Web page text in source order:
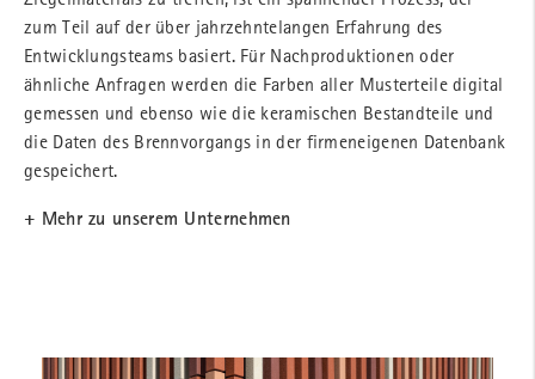
zum Teil auf der über jahrzehntelangen Erfahrung des
Entwicklungsteams basiert. Für Nachproduktionen oder
ähnliche Anfragen werden die Farben aller Musterteile digital
gemessen und ebenso wie die keramischen Bestandteile und
die Daten des Brennvorgangs in der firmeneigenen Datenbank
gespeichert.
+ Mehr zu unserem Unternehmen